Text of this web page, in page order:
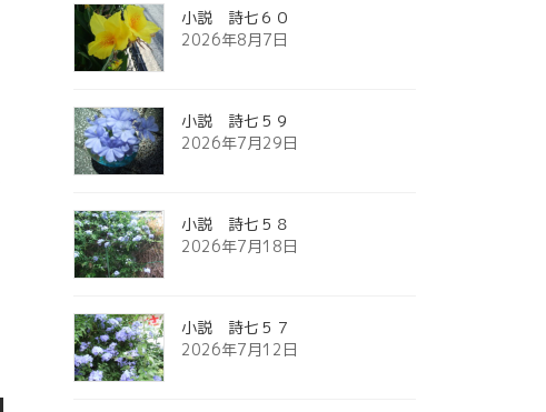
小説 詩七６０
2026年8月7日
小説 詩七５９
2026年7月29日
小説 詩七５８
2026年7月18日
小説 詩七５７
2026年7月12日